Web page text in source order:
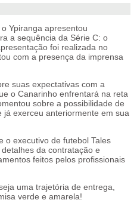
Ypiranga apresentou
a sequência da Série C: o
foi realizada no
com a presença da imprensa
suas expectativas com a
o Canarinho enfrentará na reta
sobre a possibilidade de
exerceu anteriormente em sua
o executivo de futebol Tales
da contratação e
feitos pelos profissionais
uma trajetória de entrega,
verde e amarela!